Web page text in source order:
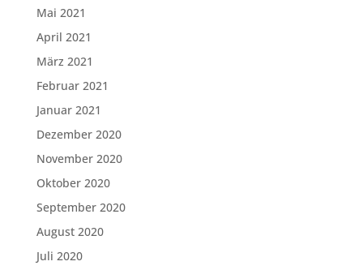
Mai 2021
April 2021
März 2021
Februar 2021
Januar 2021
Dezember 2020
November 2020
Oktober 2020
September 2020
August 2020
Juli 2020